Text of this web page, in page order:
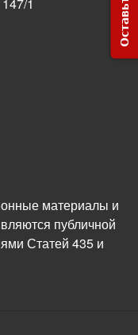
материалы и
публичной
Статей 435 и